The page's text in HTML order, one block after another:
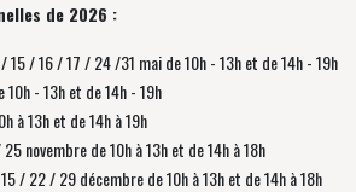
de 2026 :
15 / 16 / 17 / 24 /31 mai de 10h - 13h et de 14h - 19h
10h - 13h et de 14h - 19h
à 13h et de 14h à 19h
25 novembre de10h à 13h et de 14h à 18h
/ 22 / 29 décembrede10h à 13h et de 14h à 18h